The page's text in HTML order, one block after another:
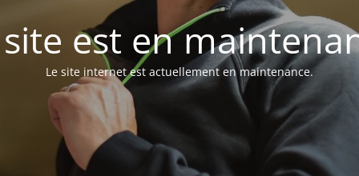
est en
Le site internet est actuellement en maintenance.